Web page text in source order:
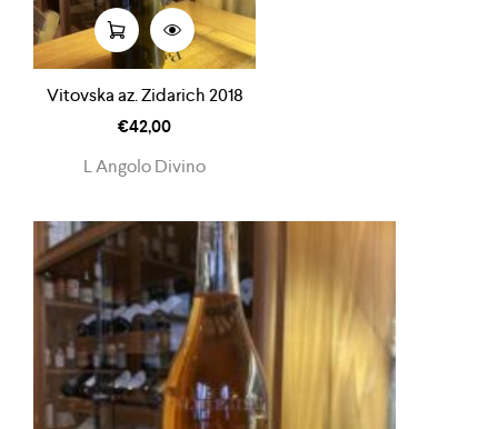
Vitovska az. Zidarich 2018
€42,00
L Angolo Divino